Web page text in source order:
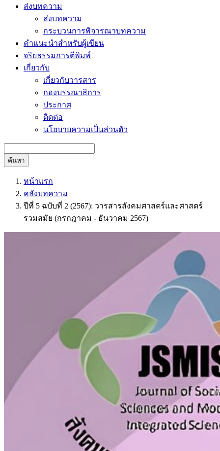
ส่งบทความ
ส่งบทความ
กระบวนการพิจารณาบทความ
คำแนะนำสำหรับผู้เขียน
จริยธรรมการตีพิมพ์
เกี่ยวกับ
เกี่ยวกับวารสาร
กองบรรณาธิการ
ประกาศ
ติดต่อ
นโยบายความเป็นส่วนตัว
ค้นหา
หน้าแรก
คลังบทความ
ปีที่ 5 ฉบับที่ 2 (2567): วารสารสังคมศาสตร์และศาสตร์
รวมสมัย (กรกฎาคม - ธันวาคม 2567)